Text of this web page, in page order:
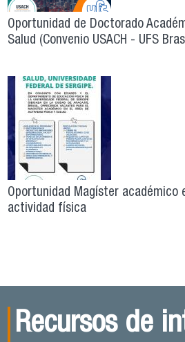
Oportunidad de Doctorado
Salud (Convenio USACH - UFS
Oportunidad Magíster académico
actividad física
Recursos de